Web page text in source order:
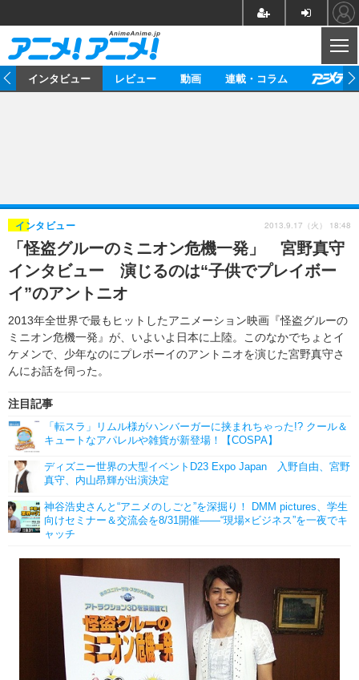
ゲーム グッズ
イベント 海外
海外イベント ビジネス
俳優・タレント アーティスト
ビジネス
アニメ
イベント
ゲーム 座談会
動画
アニメ
アニメ！アニメ！TV ABEMA Cafe
連載・コラム
インタビュー レビュー 動画 連載・コラム
「怪盗グルーのミニオン危機一発」 宮野真守
インタビュー 演じるのは“子供でプレイボー
イ”のアントニオ
2013年全世界で最もヒットしたアニメーション映画『怪盗グルーの
ミニオン危機一発』が、いよいよ日本に上陸。このなかでちょとイ
ケメンで、少年なのにプレボーイのアントニオを演じた宮野真守さ
んにお話を伺った。
インタビュー
注目記事
「転スラ」リムル様がハンバーガーに挟まれちゃった!? クール＆
キュートなアパレルや雑貨が新登場！【COSPA】
ディズニー世界の大型イベントD23 Expo Japan 入野自由、宮野
真守、内山昂輝が出演決定
神谷浩史さんと“アニメのしごと”を深掘り！ DMM pictures、学生
向けセミナー＆交流会を8/31開催――“現場×ビジネス”を一夜でキ
ャッチ
2013.9.17（火） 18:48